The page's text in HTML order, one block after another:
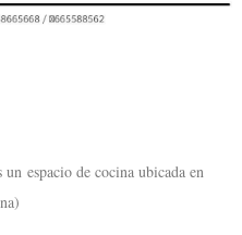
espacio de cocina ubicada en